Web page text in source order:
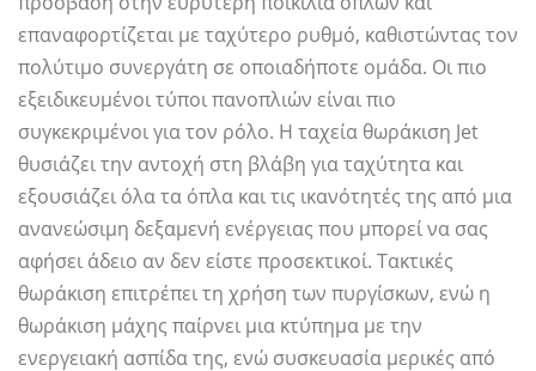
επαναφορτίζεται με ταχύτερο ρυθμό, καθιστώντας τον
πολύτιμο συνεργάτη σε οποιαδήποτε ομάδα. Οι πιο
εξειδικευμένοι τύποι πανοπλιών είναι πιο
συγκεκριμένοι για τον ρόλο. Η ταχεία θωράκιση Jet
θυσιάζει την αντοχή στη βλάβη για ταχύτητα και
εξουσιάζει όλα τα όπλα και τις ικανότητές της από μια
ανανεώσιμη δεξαμενή ενέργειας που μπορεί να σας
αφήσει άδειο αν δεν είστε προσεκτικοί. Τακτικές
θωράκιση επιτρέπει τη χρήση των πυργίσκων, ενώ η
θωράκιση μάχης παίρνει μια κτύπημα με την
ενεργειακή ασπίδα της, ενώ συσκευασία μερικές από